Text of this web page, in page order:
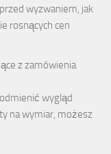
wyzwaniem, jak
rosnących cen
z zamówienia
wygląd
na wymiar, możesz